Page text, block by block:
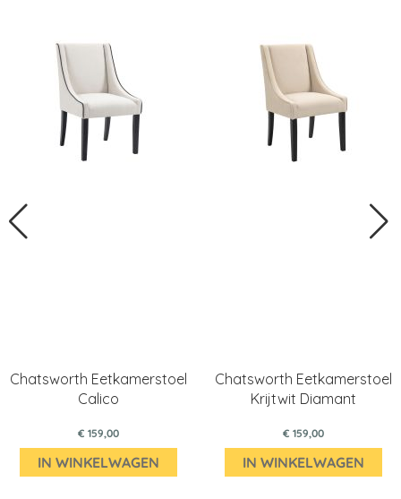
Chatsworth Eetkamerstoel
Calico
€ 159,00
IN WINKELWAGEN
Chatsworth Eetkamerstoel
Krijtwit Diamant
€ 159,00
IN WINKELWAGEN